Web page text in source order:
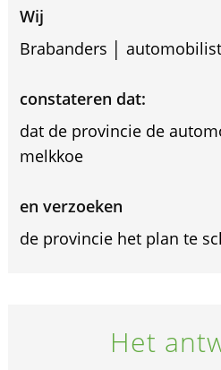
Wij
Brabanders │
constateren dat:
dat de provincie de
melkkoe
en verzoeken
de provincie het plan te
Het